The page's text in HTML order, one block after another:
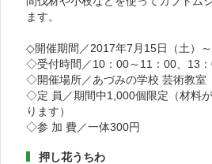
ます。
◇開催期間／2017年7月15日（土）～
◇受付時間／10：00～11：00、13
◇開催場所／あづみの学校 芸術教室
◇定 員／期間中1,000個限定（材料
ります）
◇参 加 費／一体300円
押し花うちわ